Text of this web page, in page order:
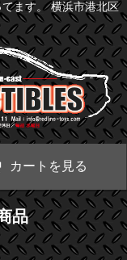
ます。 横浜市港北区
カートを見る
品